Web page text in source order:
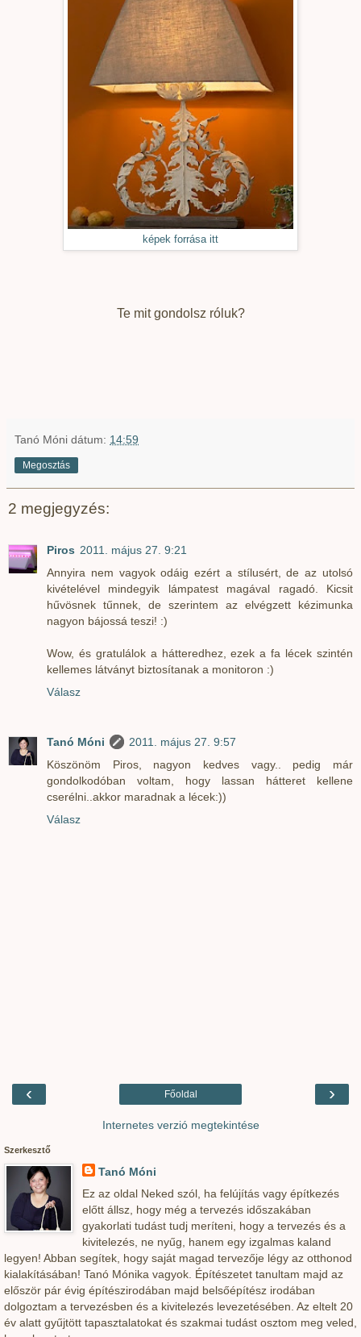
képek forrása itt
Te mit gondolsz róluk?
Tanó Móni dátum: 14:59
Megosztás
2 megjegyzés:
Piros 2011. május 27. 9:21
Annyira nem vagyok odáig ezért a stílusért, de az utolsó
kivételével mindegyik lámpatest magával ragadó. Kicsit
hűvösnek tűnnek, de szerintem az elvégzett kézimunka
nagyon bájossá teszi! :)
Wow, és gratulálok a hátteredhez, ezek a fa lécek szintén
kellemes látványt biztosítanak a monitoron :)
Válasz
Tanó Móni
2011. május 27. 9:57
Köszönöm Piros, nagyon kedves vagy.. pedig már
gondolkodóban voltam, hogy lassan hátteret kellene
cserélni..akkor maradnak a lécek:))
Válasz
‹ ›
Főoldal
Internetes verzió megtekintése
Szerkesztő
Tanó Móni
Ez az oldal Neked szól, ha felújítás vagy építkezés
előtt állsz, hogy még a tervezés időszakában
gyakorlati tudást tudj meríteni, hogy a tervezés és a
kivitelezés, ne nyűg, hanem egy izgalmas kaland
legyen! Abban segítek, hogy saját magad tervezője légy az otthonod
kialakításában! Tanó Mónika vagyok. Építészetet tanultam majd az
először pár évig építészirodában majd belsőépítész irodában
dolgoztam a tervezésben és a kivitelezés levezetésében. Az eltelt 20
év alatt gyűjtött tapasztalatokat és szakmai tudást osztom meg veled,